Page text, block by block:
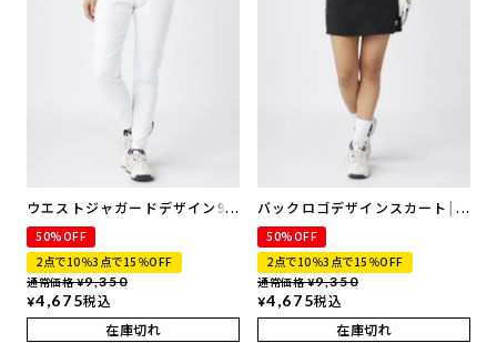
ウエストジャガードデザイン9
分丈パンツ | 吸汗速乾・撥水加
工・ストレッチ
50%OFF
2点で10％3点で15％OFF
通常価格 ¥9,350
¥4,675税込
在庫切れ
バックロゴデザインスカート|イ
ンナーパンツ付き | 吸汗速乾・
撥水加工・ストレッチ
50%OFF
2点で10％3点で15％OFF
通常価格 ¥9,350
¥4,675税込
在庫切れ